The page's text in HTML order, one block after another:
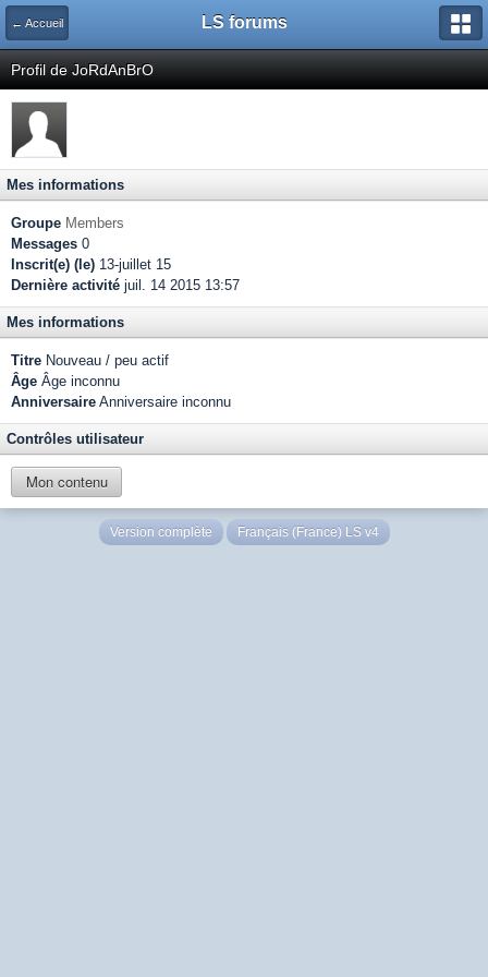
← Accueil LS forums
Profil de JoRdAnBrO
Mes informations
Groupe Members
Messages 0
Inscrit(e) (le) 13-juillet 15
Dernière activité juil. 14 2015 13:57
Mes informations
Titre Nouveau / peu actif
Âge Âge inconnu
Anniversaire Anniversaire inconnu
Contrôles utilisateur
Mon contenu
Version complète Français (France) LS v4